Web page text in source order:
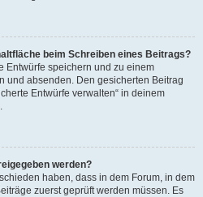
beim Schreiben eines Beitrags?
Entwürfe speichern und zu einem
und absenden. Den gesicherten Beitrag
Entwürfe verwalten“ in deinem
werden?
haben, dass in dem Forum, in dem
zuerst geprüft werden müssen. Es